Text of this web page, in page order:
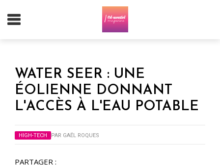
WATER SEER : UNE
ÉOLIENNE DONNANT
L'ACCÈS À L'EAU POTABLE
HIGH-TECH PAR GAËL ROQUES
PARTAGER :